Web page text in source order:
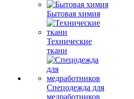
Бытовая химия
Технические
ткани
Спецодежда для
медработников